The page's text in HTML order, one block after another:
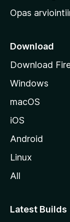
r
k
s
i
s
t
l
Opas
Download
Download
Windows
macOS
iOS
Android
Linux
All
Latest Builds